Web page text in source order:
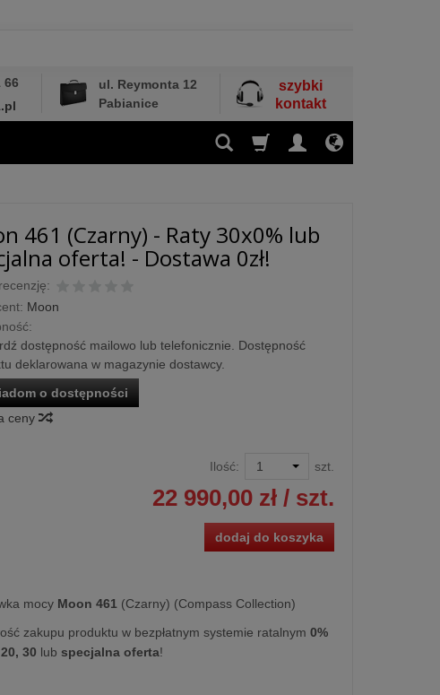
66
ul. Reymonta 12
Pabianice
szybki
kontakt
461 (Czarny) - Raty 30x0% lub
oferta! - Dostawa 0zł!
Moon
dostępność mailowo lub telefonicznie. Dostępność
deklarowana w magazynie dostawcy.
o dostępności
ceny
Ilość: szt.
22 990,00 zł/ szt.
dodaj do koszyka
mocyMoon 461 (Czarny) (Compass Collection)
zakupu produktu w bezpłatnym systemie ratalnym 0%
30 lub specjalna oferta!